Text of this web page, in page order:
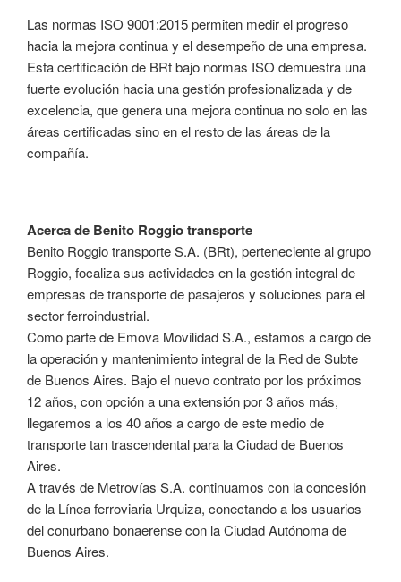
Las normas ISO 9001:2015 permiten medir el progreso
hacia la mejora continua y el desempeño de una empresa.
Esta certificación de BRt bajo normas ISO demuestra una
fuerte evolución hacia una gestión profesionalizada y de
excelencia, que genera una mejora continua no solo en las
áreas certificadas sino en el resto de las áreas de la
compañía.
Acerca de Benito Roggio transporte
Benito Roggio transporte S.A. (BRt), perteneciente al grupo
Roggio, focaliza sus actividades en la gestión integral de
empresas de transporte de pasajeros y soluciones para el
sector ferroindustrial.
Como parte de Emova Movilidad S.A., estamos a cargo de
la operación y mantenimiento integral de la Red de Subte
de Buenos Aires. Bajo el nuevo contrato por los próximos
12 años, con opción a una extensión por 3 años más,
llegaremos a los 40 años a cargo de este medio de
transporte tan trascendental para la Ciudad de Buenos
Aires.
A través de Metrovías S.A. continuamos con la concesión
de la Línea ferroviaria Urquiza, conectando a los usuarios
del conurbano bonaerense con la Ciudad Autónoma de
Buenos Aires.